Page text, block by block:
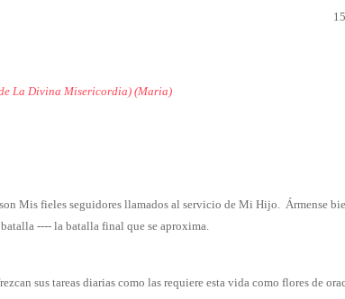
La Divina Misericordia) (Maria)
Mis fieles seguidores llamados al servicio de Mi Hijo. Ármense
---- la batalla final que se aproxima.
sus tareas diarias como las requiere esta vida como flores de